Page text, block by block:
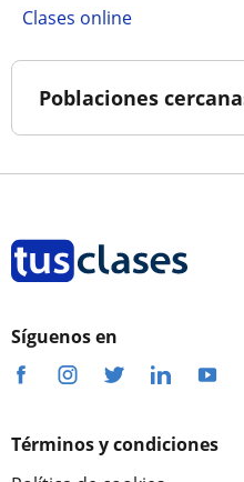
clases online
Poblaciones
Síguenos en
Términos y condiciones